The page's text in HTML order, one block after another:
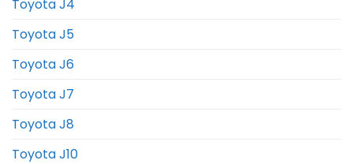
Toyota J4
Toyota J5
Toyota J6
Toyota J7
Toyota J8
Toyota J10